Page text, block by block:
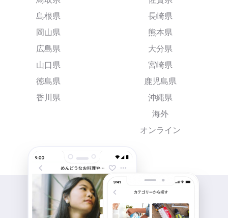
島根県
岡山県
広島県
山口県
徳島県
香川県
長崎県
熊本県
大分県
宮崎県
鹿児島県
沖縄県
海外
オンライン